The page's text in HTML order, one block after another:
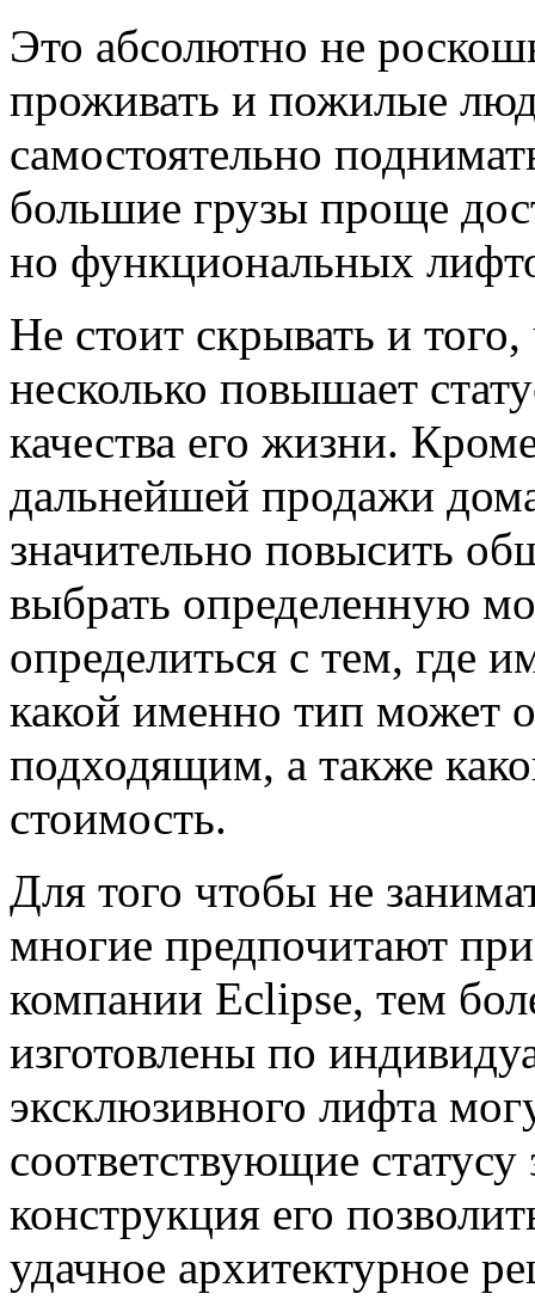
Это абсолютно не
проживать и пожилые
самостоятельно
большие грузы проще
но функциональных
Не стоит скрывать и
несколько повышает
качества его жизни.
дальнейшей продажи
значительно повысить
выбрать определенную
определиться с тем, где
какой именно тип может
подходящим, а также
стоимость.
Для того чтобы не
многие предпочитают
компании Eclipse, тем
изготовлены по
эксклюзивного лифта
соответствующие статусу
конструкция его
удачное архитектурное